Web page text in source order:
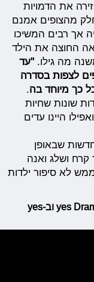
את הדמויות
חלק מהצופים אמנם
אך רבים המשיכו
החוצה את הילד
מה גילו."עד
לצפות בסדרה
כך מיוחד בה.
שונות שחיות
היינו עדים
שבאופן
קרח ושלג ואנה
לא סיפור ילדות
"עד עצם היום הזה", ימי שלישי, 21:15, ב-yes Drama וב-yes